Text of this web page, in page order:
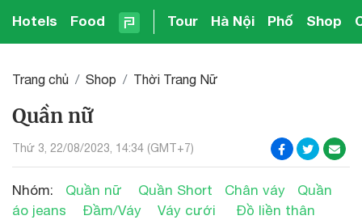
Hotels Food Tour Hà Nội Phố Shop
Trang chủ Shop Thời Trang Nữ
Quần nữ
Thứ 3, 22/08/2023, 14:34 (GMT+7)
Nhóm: Quần nữ Quần Short Chân váy
Quần
áo jeans
Đầm/Váy Váy cưới
Đồ liền thân